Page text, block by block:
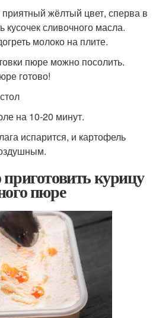
жёлтый цвет, сперва в
кусочек сливочного масла.
молоко на плите.
пюре можно посолить.
готово!
на 10-20 минут.
испарится, и картофель
курицу
пюре